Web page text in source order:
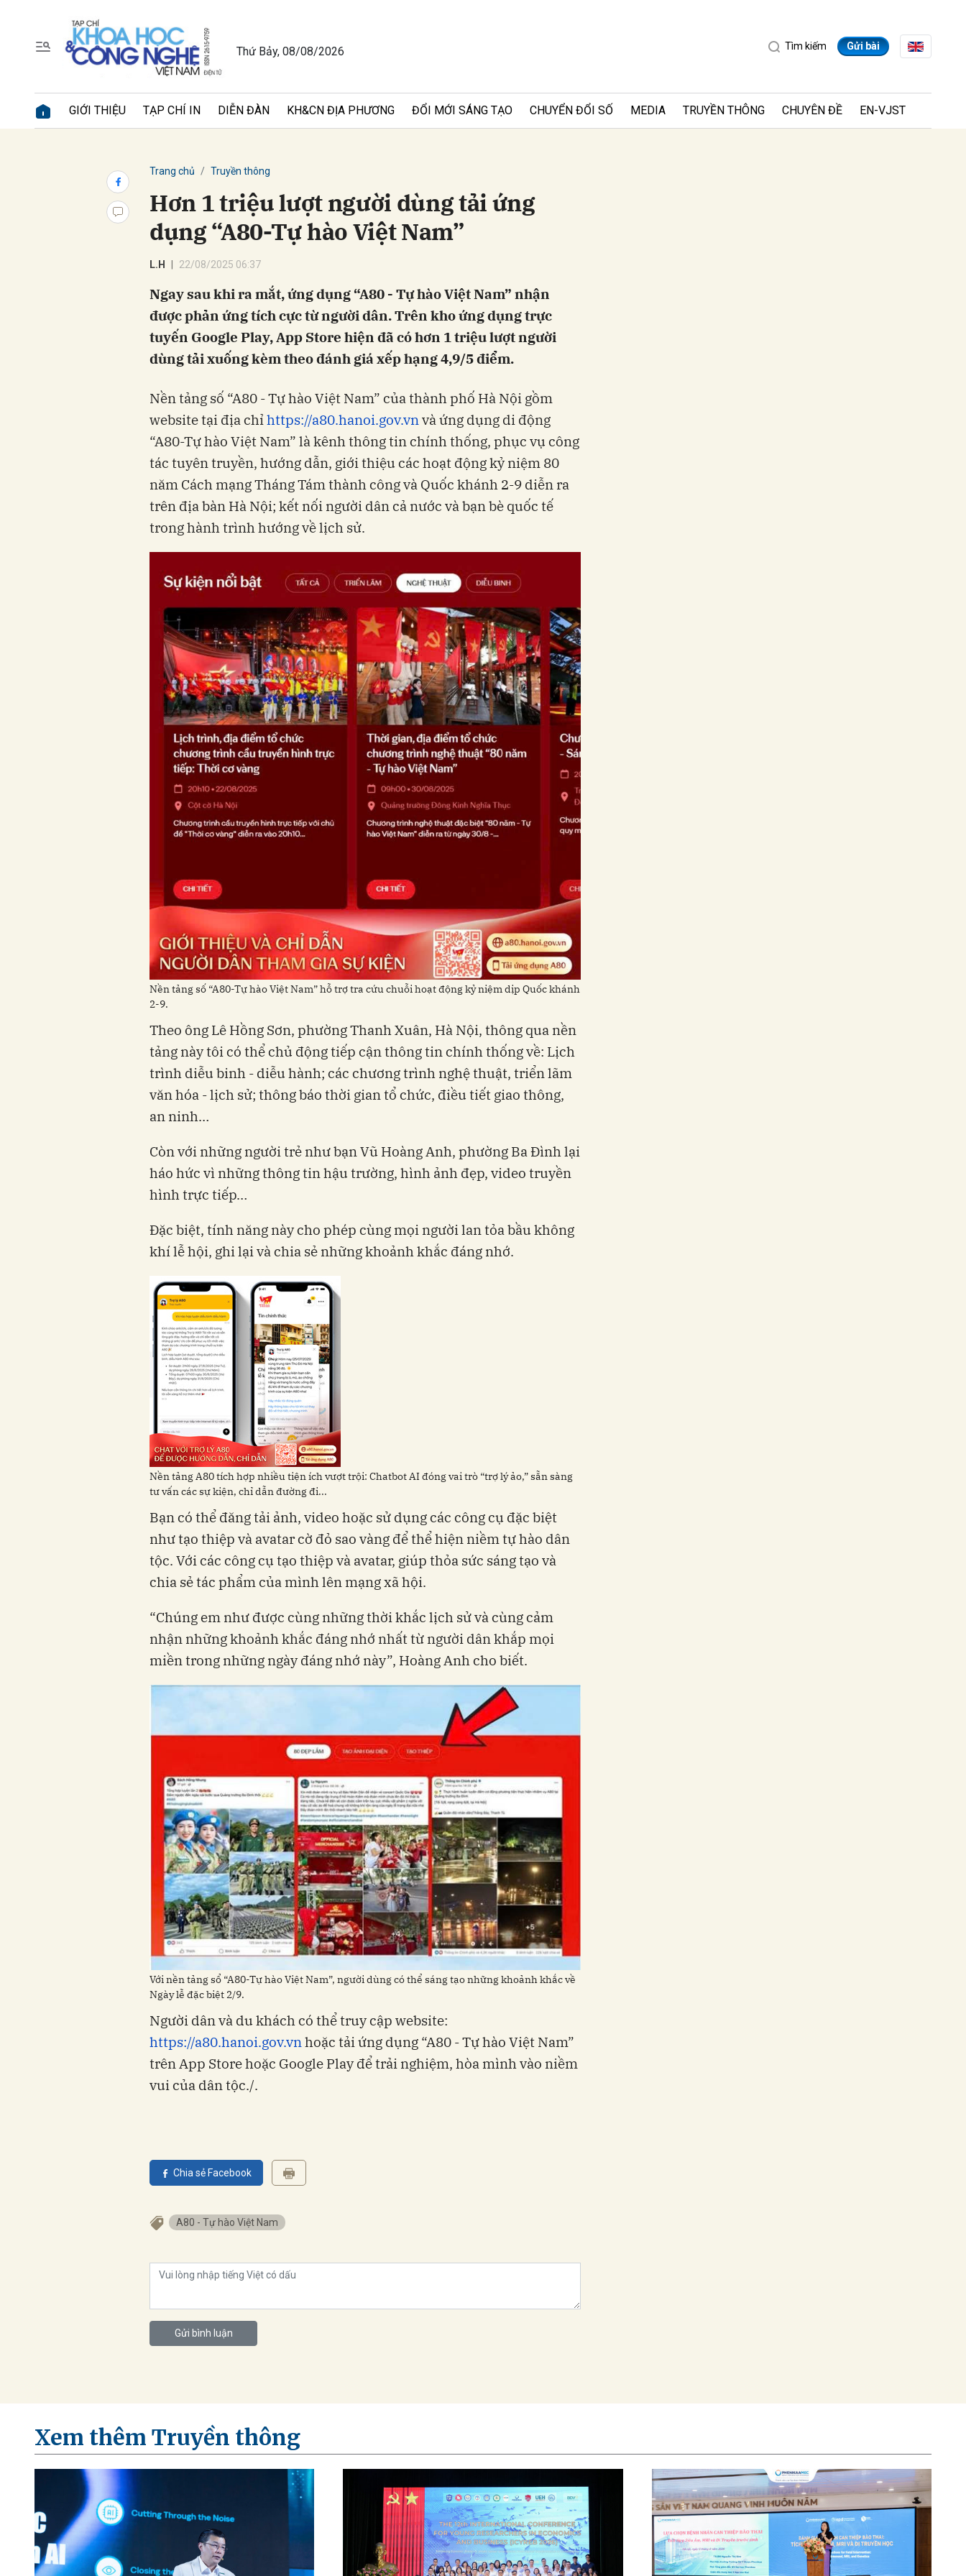
Thứ Bảy, 08/08/2026 Tìm kiếm Gửi bài
GIỚI THIỆU TẠP CHÍ IN DIỄN ĐÀN KH&CN ĐỊA PHƯƠNG ĐỔI MỚI SÁNG TẠO CHUYỂN ĐỔI SỐ MEDIA TRUYỀN THÔNG CHUYÊN ĐỀ EN-VJST
Trang chủ Truyền thông
Hơn 1 triệu lượt người dùng tải ứng
dụng “A80-Tự hào Việt Nam”
L.H 22/08/2025 06:37
Ngay sau khi ra mắt, ứng dụng “A80 - Tự hào Việt Nam” nhận
được phản ứng tích cực từ người dân. Trên kho ứng dụng trực
tuyến Google Play, App Store hiện đã có hơn 1 triệu lượt người
dùng tải xuống kèm theo đánh giá xếp hạng 4,9/5 điểm.
Nền tảng số “A80 - Tự hào Việt Nam” của thành phố Hà Nội gồm
website tại địa chỉ https://a80.hanoi.gov.vn và ứng dụng di động
“A80-Tự hào Việt Nam” là kênh thông tin chính thống, phục vụ công
tác tuyên truyền, hướng dẫn, giới thiệu các hoạt động kỷ niệm 80
năm Cách mạng Tháng Tám thành công và Quốc khánh 2-9 diễn ra
trên địa bàn Hà Nội; kết nối người dân cả nước và bạn bè quốc tế
trong hành trình hướng về lịch sử.
Nền tảng số “A80-Tự hào Việt Nam” hỗ trợ tra cứu chuỗi hoạt động kỷ niệm dịp Quốc khánh
2-9.
Theo ông Lê Hồng Sơn, phường Thanh Xuân, Hà Nội, thông qua nền
tảng này tôi có thể chủ động tiếp cận thông tin chính thống về: Lịch
trình diễu binh - diễu hành; các chương trình nghệ thuật, triển lãm
văn hóa - lịch sử; thông báo thời gian tổ chức, điều tiết giao thông,
an ninh…
Còn với những người trẻ như bạn Vũ Hoàng Anh, phường Ba Đình lại
háo hức vì những thông tin hậu trường, hình ảnh đẹp, video truyền
hình trực tiếp…
Đặc biệt, tính năng này cho phép cùng mọi người lan tỏa bầu không
khí lễ hội, ghi lại và chia sẻ những khoảnh khắc đáng nhớ.
Nền tảng A80 tích hợp nhiều tiện ích vượt trội: Chatbot AI đóng vai trò “trợ lý ảo,” sẵn sàng
tư vấn các sự kiện, chỉ dẫn đường đi...
Bạn có thể đăng tải ảnh, video hoặc sử dụng các công cụ đặc biệt
như tạo thiệp và avatar cờ đỏ sao vàng để thể hiện niềm tự hào dân
tộc. Với các công cụ tạo thiệp và avatar, giúp thỏa sức sáng tạo và
chia sẻ tác phẩm của mình lên mạng xã hội.
“Chúng em như được cùng những thời khắc lịch sử và cùng cảm
nhận những khoảnh khắc đáng nhớ nhất từ người dân khắp mọi
miền trong những ngày đáng nhớ này”, Hoàng Anh cho biết.
Với nền tảng sổ “A80-Tự hào Việt Nam”, người dùng có thể sáng tạo những khoảnh khắc về
Ngày lễ đặc biệt 2/9.
Người dân và du khách có thể truy cập website:
https://a80.hanoi.gov.vnhoặc tải ứng dụng “A80 - Tự hào Việt Nam”
trên App Store hoặc Google Play để trải nghiệm, hòa mình vào niềm
vui của dân tộc./.
Chia sẻ Facebook
A80 - Tự hào Việt Nam
Gửi bình luận
Xem thêm Truyền thông